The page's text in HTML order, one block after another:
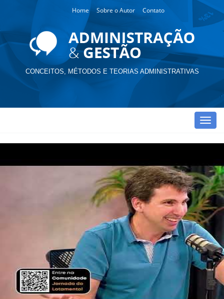
Home Sobre o Autor Contato
CONCEITOS, MÉTODOS E TEORIAS ADMINISTRATIVAS